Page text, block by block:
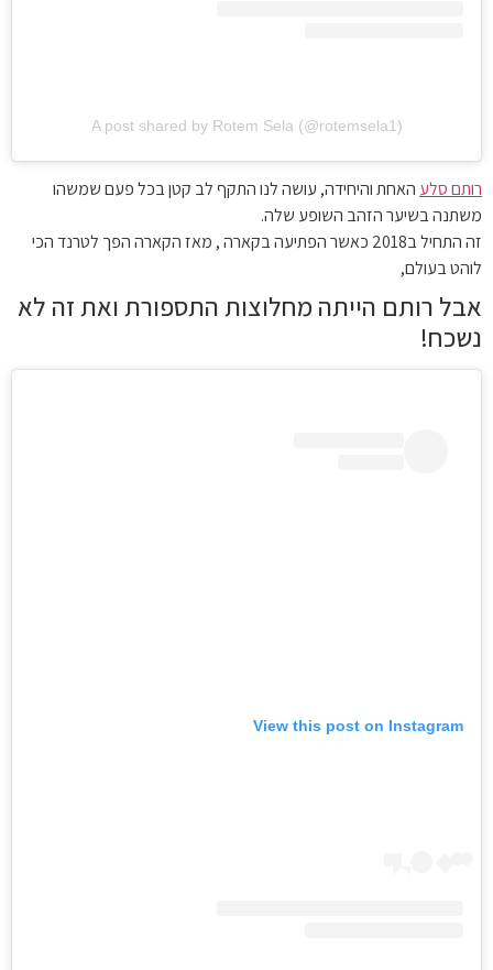
A post shared by Rotem Sela (@rotemsela1)
רותם סלע האחת והיחידה, עושה לנו התקף לב קטן בכל פעם שמשהו
משתנה בשיער הזהב השופע שלה.
זה התחיל ב2018 כאשר הפתיעה בקארה , מאז הקארה הפך לטרנד הכי
לוהט בעולם,
אבל רותם הייתה מחלוצות התספורת ואת זה לא
נשכח!
View this post on Instagram